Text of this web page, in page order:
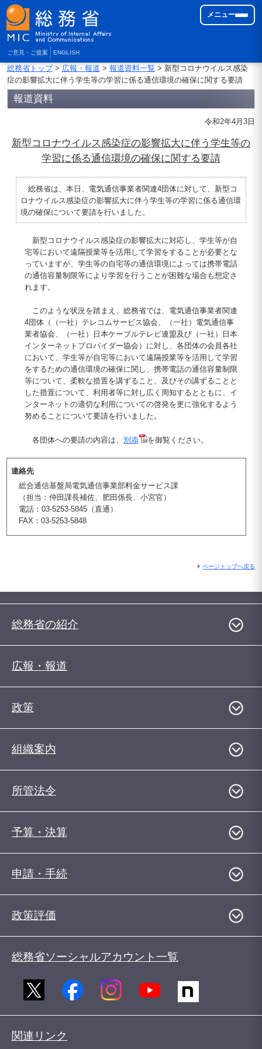
ご意見・ご提案 ENGLISH
メニュー
総務省トップ> 広報・報道 > 報道資料一覧> 新型コロナウイルス感染
症の影響拡大に伴う学生等の学習に係る通信環境の確保に関する要請
報道資料
令和2年4月3日
新型コロナウイルス感染症の影響拡大に伴う学生等の
学習に係る通信環境の確保に関する要請
総務省は、本日、電気通信事業者関連4団体に対して、新型コ
ロナウイルス感染症の影響拡大に伴う学生等の学習に係る通信環
境の確保について要請を行いました。
新型コロナウイルス感染症の影響拡大に対応し、学生等が自
宅等において遠隔授業等を活用して学習をすることが必要とな
っていますが、学生等の自宅等の通信環境によっては携帯電話
の通信容量制限等により学習を行うことが困難な場合も想定さ
れます。
このような状況を踏まえ、総務省では、電気通信事業者関連
4団体（（一社）テレコムサービス協会、（一社）電気通信事
業者協会、（一社）日本ケーブルテレビ連盟及び（一社）日本
インターネットプロバイダー協会）に対し、各団体の会員各社
において、学生等が自宅等において遠隔授業等を活用して学習
をするための通信環境の確保に関し、携帯電話の通信容量制限
等について、柔軟な措置を講ずること、及びその講ずることと
した措置について、利用者等に対し広く周知するとともに、イ
ンターネットの適切な利用についての啓発を更に強化するよう
努めることについて要請を行いました。
各団体への要請の内容は、 別添 を御覧ください。
連絡先
総合通信基盤局電気通信事業部料金サービス課
（担当：仲田課長補佐、肥田係長、小宮官）
電話：03-5253-5845（直通）
FAX：03-5253-5848
ページトップへ戻る
総務省の紹介
広報・報道
政策
組織案内
所管法令
予算・決算
申請・手続
政策評価
総務省ソーシャルアカウント一覧
関連リンク